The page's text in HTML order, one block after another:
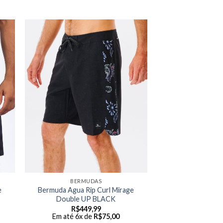
BERMUDAS
Bermuda Agua Rip Curl Mirage
Double UP BLACK
R$449,99
Em até 6x de R$75,00